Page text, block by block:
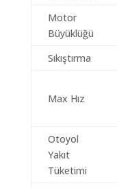
Motor
Büyüklüğü
Sıkıştırma
Max Hız
Otoyol
Yakıt
Tüketimi